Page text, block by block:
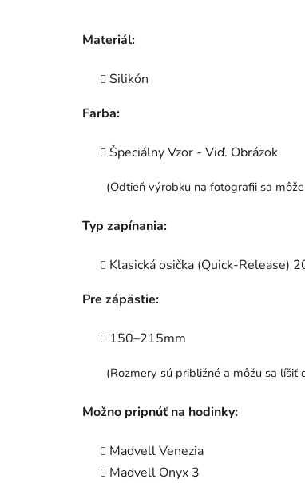
Materiál:
Silikón
Farba:
Špeciálny Vzor - Viď. Obrázok
(Odtieň výrobku na fotografii sa
Typ zapínania:
Klasická osička (Quick-Release)
Pre zápästie:
150–215mm
(Rozmery sú približné a môžu sa
Možno pripnúť na hodinky:
Madvell Venezia
Madvell Onyx 3